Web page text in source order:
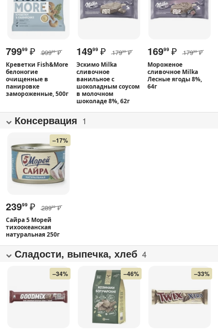
79999 ₽ 99999 ₽
Креветки Fish&More
белоногие
очищенные в
панировке
замороженные, 500г
14999 ₽ 17999 ₽
Эскимо Milka
сливочное
ванильное с
шоколадным соусом
в молочном
шоколаде 8%, 62г
16999 ₽ 17999 ₽
Мороженое
сливочное Milka
Лесные ягоды 8%,
64г
Консервация 1
–17%
23999 ₽ 28999 ₽
Сайра 5 Морей
тихоокеанская
натуральная 250г
Сладости, выпечка, хлеб 4
–34% –46% –33%